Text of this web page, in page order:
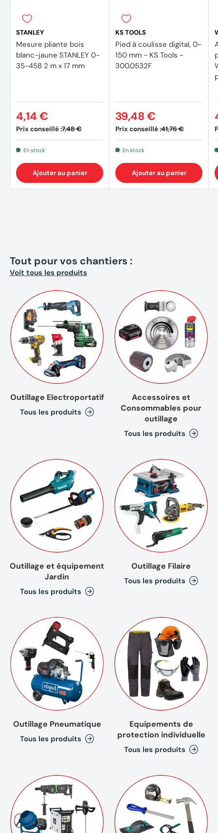
STANLEY
Mesure pliante bois
blanc-jaune STANLEY 0-
35-458 2 m x 17 mm
Prix conseillé :7,48 €
4,14 €
En stock
Ajouter au panier
KS TOOLS
Pied à coulisse digital, 0-
150 mm - KS Tools -
300.0532F
Prix conseillé :41,76 €
39,48 €
En stock
Ajouter au panier
Tout pour vos chantiers :
Voit tous les produits
Outillage Electroportatif
Tous les produits
Accessoires et
Consommables pour
outillage
Tous les produits
Outillage et équipement
Jardin
Tous les produits
Outillage Filaire
Tous les produits
Outillage Pneumatique
Tous les produits
Equipements de
protection individuelle
Tous les produits